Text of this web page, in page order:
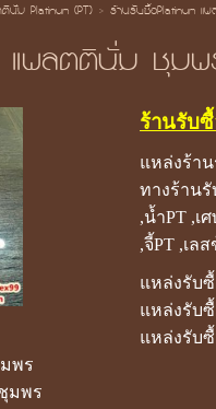
นั่ม Platinum (PT)> ร้านรับซื้อPlatinum
แพลตตินั่ม ชุม
ร้านรับ
แหล่งร้าน
ทางร้านรั
,น้ำPT ,เ
,จี้PT ,เล
แหล่งรับ
แหล่งรับ
แหล่งรับ
พร
มพร